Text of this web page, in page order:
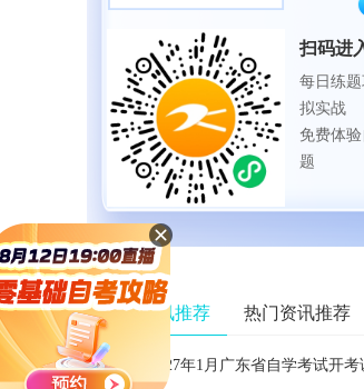
扫码进
每日练
拟实战
免费体
题
相关资讯推荐 热门资讯推荐